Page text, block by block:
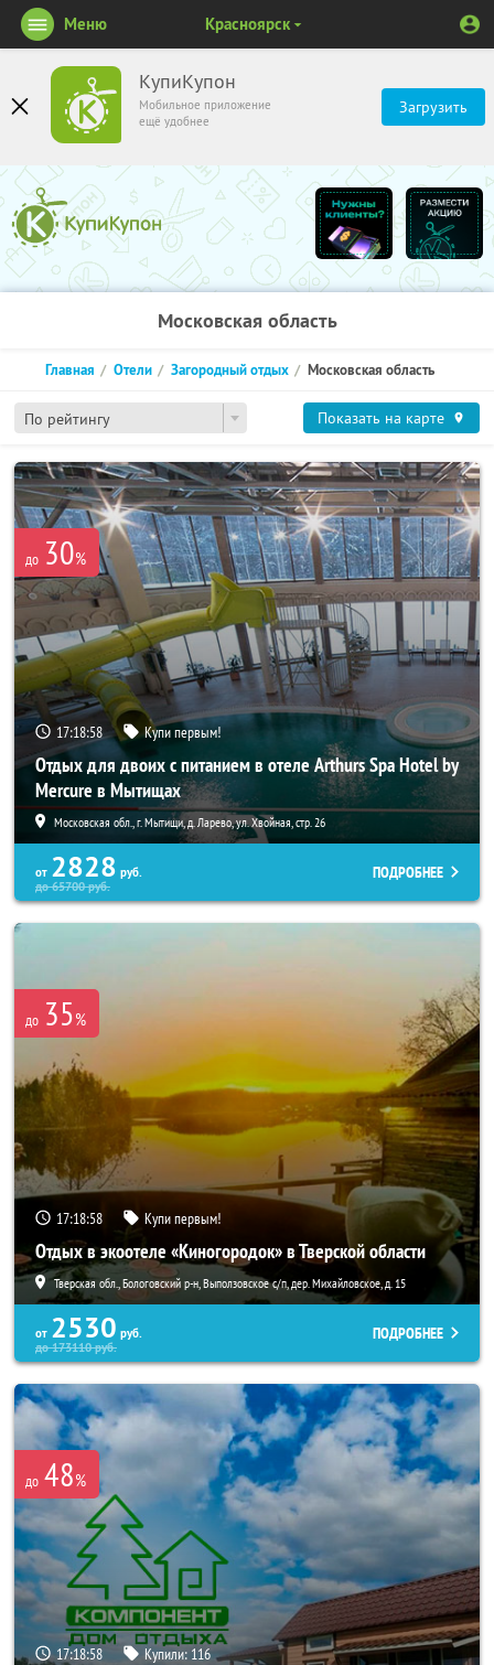
КупиКупон
Мобильное приложение
ещё удобнее
Загрузить
Меню Красноярск
Московская область
По рейтингу
Главная Отели Загородный отдых Московская область
Показать на карте
до 30%
17:18:58 Купи первым!
Отдых для двоих с питанием в отеле Arthurs Spa Hotel by
Mercure в Мытищах
Московская обл., г. Мытищи, д. Ларево, ул. Хвойная, стр. 26
от 2828 руб.
до65700руб.
ПОДРОБНЕЕ
до 35%
17:18:58 Купи первым!
Отдых в экоотеле «Киногородок» в Тверской области
Тверская обл., Бологовский р-н, Выползовское с/п, дер. Михайловское, д. 15
от 2530 руб.
до173110руб.
ПОДРОБНЕЕ
до 48%
17:18:58 Купили: 116